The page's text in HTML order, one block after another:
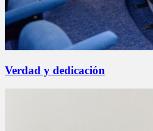
Verdad y dedicación